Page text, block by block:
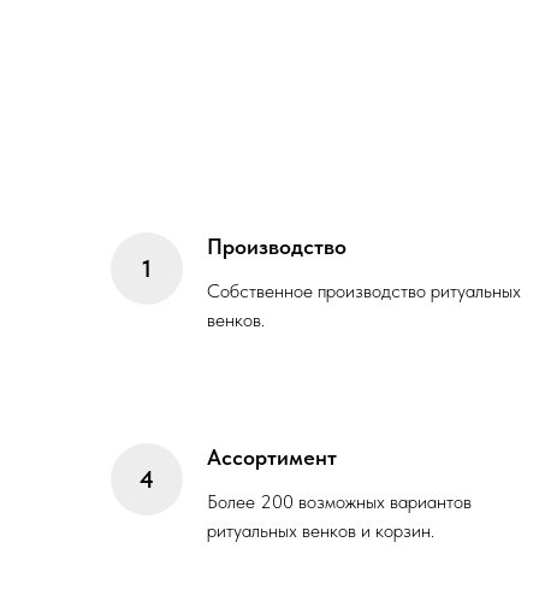
Производство
Собственное производство ритуальных
венков.
Ассортимент
Более 200 возможных вариантов
ритуальных венков и корзин.